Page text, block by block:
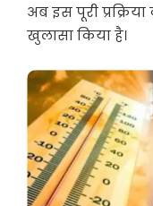
अब इस पूरी
खुलासा किया है।